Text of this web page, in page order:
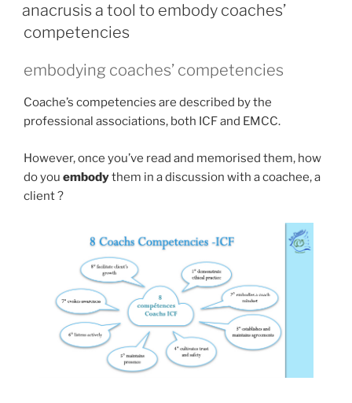
anacrusis a tool to embody coaches’
competencies
embodying coaches’ competencies
Coache’s competencies are described by the
professional associations, both ICF and EMCC.
However, once you’ve read and memorised them, how
do you embodythem in a discussion with a coachee, a
client ?